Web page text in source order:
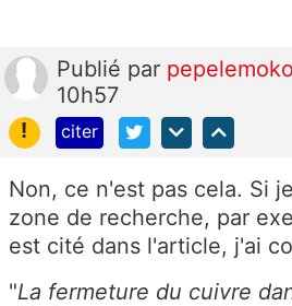
Publié par pepelemoko
10h57
!
citer
Non, ce n'est pas cela. Si
zone de recherche, par
est cité dans l'article, j'ai
"La fermeture du cuivre